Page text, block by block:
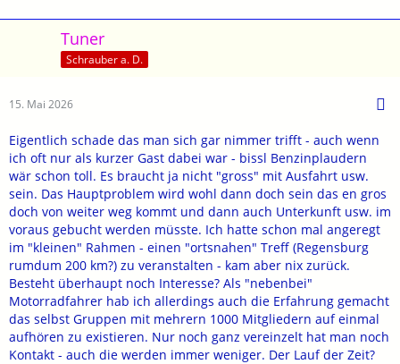
Tuner
Schrauber a. D.
15. Mai 2026
Eigentlich schade das man sich gar nimmer trifft - auch wenn
ich oft nur als kurzer Gast dabei war - bissl Benzinplaudern
wär schon toll. Es braucht ja nicht "gross" mit Ausfahrt usw.
sein. Das Hauptproblem wird wohl dann doch sein das en gros
doch von weiter weg kommt und dann auch Unterkunft usw. im
voraus gebucht werden müsste. Ich hatte schon mal angeregt
im "kleinen" Rahmen - einen "ortsnahen" Treff (Regensburg
rumdum 200 km?) zu veranstalten - kam aber nix zurück.
Besteht überhaupt noch Interesse? Als "nebenbei"
Motorradfahrer hab ich allerdings auch die Erfahrung gemacht
das selbst Gruppen mit mehrern 1000 Mitgliedern auf einmal
aufhören zu existieren. Nur noch ganz vereinzelt hat man noch
Kontakt - auch die werden immer weniger. Der Lauf der Zeit?